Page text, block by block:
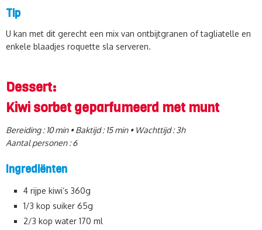
Tip
U kan met dit gerecht een mix van ontbijtgranen of tagliatelle en
enkele blaadjes roquette sla serveren.
Dessert:
Kiwi sorbet geparfumeerd met munt
Bereiding : 10 min • Baktijd : 15 min • Wachttijd : 3h
Aantal personen : 6
Ingrediënten
4 rijpe kiwi’s 360g
1/3 kop suiker 65g
2/3 kop water 170 ml